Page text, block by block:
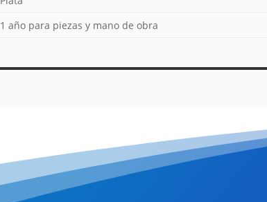
1 año para piezas y mano de obra